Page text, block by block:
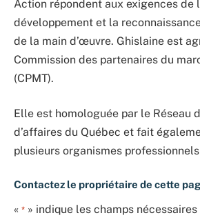
Action répondent aux exigences de
développement et la
de la main d’œuvre. Ghislaine est
Commission des partenaires du
(CPMT).
Elle est homologuée par le Réseau
d’affaires du Québec et fait
plusieurs organismes
Contactez le propriétaire de cette
« * » indique les champs nécessaires